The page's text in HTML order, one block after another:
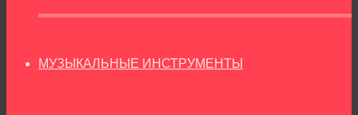
МУЗЫКАЛЬНЫЕ ИНСТРУМЕНТЫ